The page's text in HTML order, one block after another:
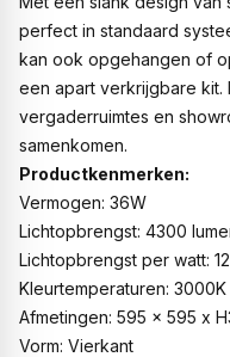
perfect in standaard
kan ook opgehangen of
een apart verkrijgbare kit.
vergaderruimtes en
samenkomen.
Productkenmerken:
Vermogen: 36W
Lichtopbrengst: 4300
Lichtopbrengst per watt:
Kleurtemperaturen:
Afmetingen: 595 x 595 x
Vorm: Vierkant